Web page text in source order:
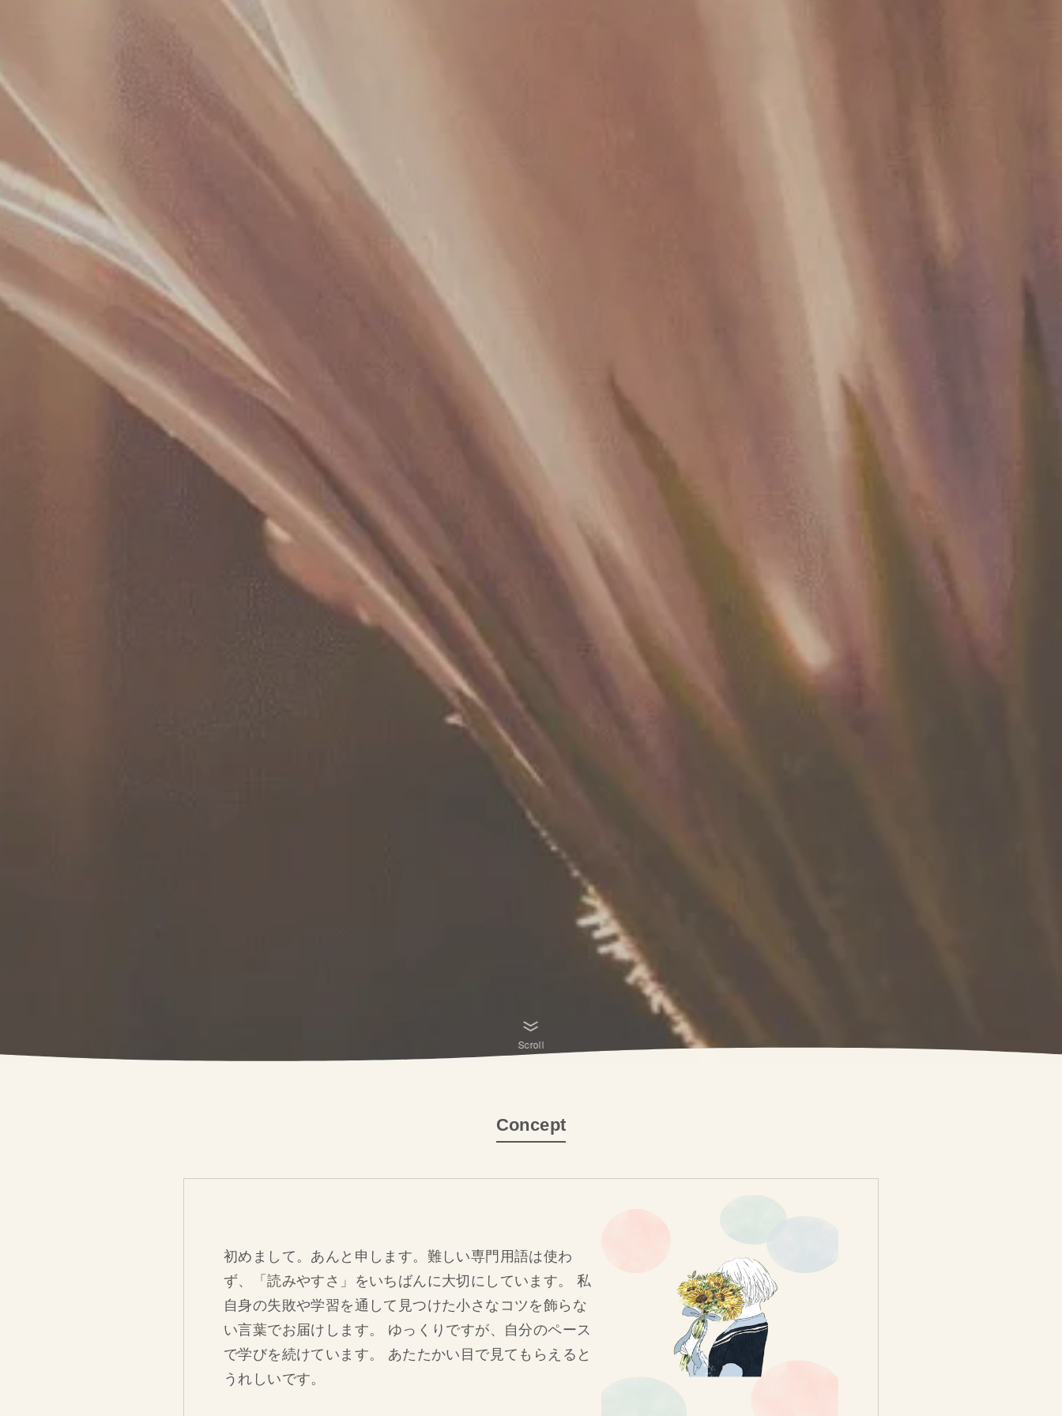
Scroll
Concept
初めまして。あんと申します。難しい専門用語は使わ
ず、「読みやすさ」をいちばんに大切にしています。 私
自身の失敗や学習を通して見つけた小さなコツを飾らな
い言葉でお届けします。 ゆっくりですが、自分のペース
で学びを続けています。 あたたかい目で見てもらえると
うれしいです。